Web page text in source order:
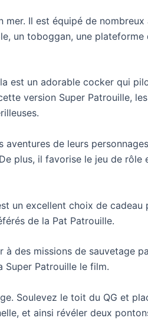
mer. Il est équipé de
un toboggan, une plateforme
est un adorable cocker qui
version Super Patrouille,
de leurs
plus, il favorise le jeu de rôle
un excellent choix de cadeau
de la Pat Patrouille.
des missions de sauvetage
Super Patrouille le film.
Soulevez le toit du QG et
et ainsi révéler deux